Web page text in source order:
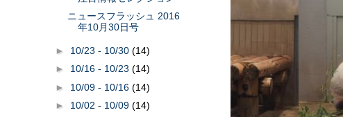
ニュースフラッシュ 2016
年10月30日号
► 10/23 - 10/30 (14)
► 10/16 - 10/23 (14)
► 10/09 - 10/16 (14)
► 10/02 - 10/09 (14)